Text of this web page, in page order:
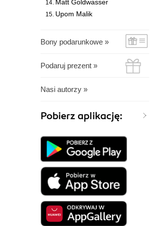
Matt Goldwasser
Upom Malik
Bony podarunkowe »
Podaruj prezent »
Nasi autorzy »
Pobierz aplikację: